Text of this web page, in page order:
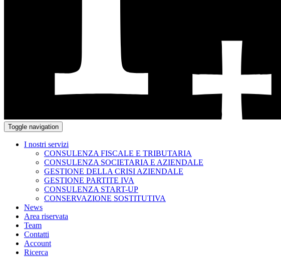
Toggle navigation
I nostri servizi
CONSULENZA FISCALE E TRIBUTARIA
CONSULENZA SOCIETARIA E AZIENDALE
GESTIONE DELLA CRISI AZIENDALE
GESTIONE PARTITE IVA
CONSULENZA START-UP
CONSERVAZIONE SOSTITUTIVA
News
Area riservata
Team
Contatti
Account
Ricerca